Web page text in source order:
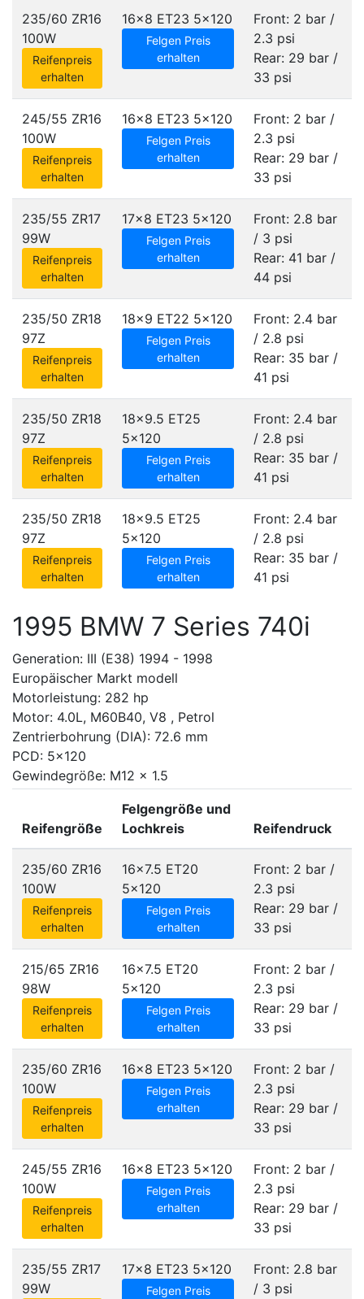
235/60 ZR16
100W
Reifenpreis
erhalten
16x8 ET23 5x120
Felgen Preis
erhalten
Front: 2 bar /
2.3 psi
Rear: 29 bar /
33 psi
245/55 ZR16
100W
Reifenpreis
erhalten
16x8 ET23 5x120
Felgen Preis
erhalten
Front: 2 bar /
2.3 psi
Rear: 29 bar /
33 psi
235/55 ZR17
99W
Reifenpreis
erhalten
17x8 ET23 5x120
Felgen Preis
erhalten
Front: 2.8 bar
/ 3 psi
Rear: 41 bar /
44 psi
235/50 ZR18
97Z
Reifenpreis
erhalten
18x9 ET22 5x120
Felgen Preis
erhalten
Front: 2.4 bar
/ 2.8 psi
Rear: 35 bar /
41 psi
235/50 ZR18
97Z
Reifenpreis
erhalten
18x9.5 ET25
5x120
Felgen Preis
erhalten
Front: 2.4 bar
/ 2.8 psi
Rear: 35 bar /
41 psi
235/50 ZR18
97Z
Reifenpreis
erhalten
18x9.5 ET25
5x120
Felgen Preis
erhalten
Front: 2.4 bar
/ 2.8 psi
Rear: 35 bar /
41 psi
1995 BMW 7 Series 740i
Generation: III (E38) 1994 - 1998
Europäischer Markt modell
Motorleistung: 282 hp
Motor: 4.0L, M60B40, V8 , Petrol
Zentrierbohrung (DIA): 72.6 mm
PCD: 5x120
Gewindegröße: M12 x 1.5
Reifengröße
Felgengröße und
Lochkreis
Reifendruck
235/60 ZR16
100W
Reifenpreis
erhalten
16x7.5 ET20
5x120
Felgen Preis
erhalten
Front: 2 bar /
2.3 psi
Rear: 29 bar /
33 psi
215/65 ZR16
98W
Reifenpreis
erhalten
16x7.5 ET20
5x120
Felgen Preis
erhalten
Front: 2 bar /
2.3 psi
Rear: 29 bar /
33 psi
235/60 ZR16
100W
Reifenpreis
erhalten
16x8 ET23 5x120
Felgen Preis
erhalten
Front: 2 bar /
2.3 psi
Rear: 29 bar /
33 psi
245/55 ZR16
100W
Reifenpreis
erhalten
16x8 ET23 5x120
Felgen Preis
erhalten
Front: 2 bar /
2.3 psi
Rear: 29 bar /
33 psi
235/55 ZR17
99W
17x8 ET23 5x120
Felgen Preis
Front: 2.8 bar
/ 3 psi